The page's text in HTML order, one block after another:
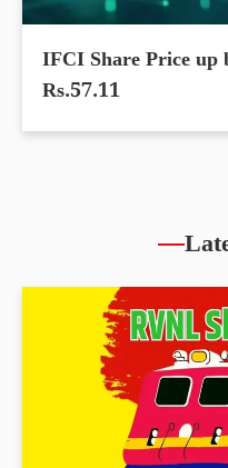
IFCI Share Price up
Rs.57.11